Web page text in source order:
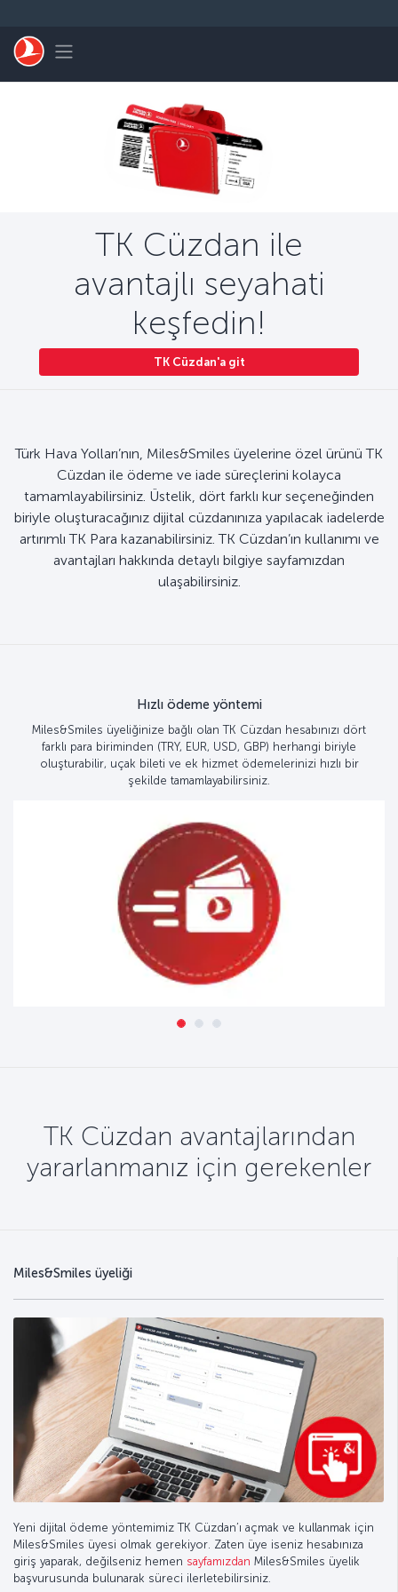
Toggle navigation
TK Cüzdan ile
avantajlı seyahati
keşfedin!
TK Cüzdan'a git
Türk Hava Yolları’nın, Miles&Smiles üyelerine özel ürünü TK
Cüzdan ile ödeme ve iade süreçlerini kolayca
tamamlayabilirsiniz. Üstelik, dört farklı kur seçeneğinden
biriyle oluşturacağınız dijital cüzdanınıza yapılacak iadelerde
artırımlı TK Para kazanabilirsiniz. TK Cüzdan’ın kullanımı ve
avantajları hakkında detaylı bilgiye sayfamızdan
ulaşabilirsiniz.
hesabınızı dört
herhangi biriyle
hızlı bir
TK Cüzdan avantajlarından
yararlanmanız için gerekenler
Miles&Smiles üyeliği
Yeni dijital ödeme yöntemimiz TK Cüzdan’ı açmak ve kullanmak için
Miles&Smiles üyesi olmak gerekiyor. Zaten üye iseniz hesabınıza
giriş yaparak, değilseniz hemen sayfamızdan Miles&Smiles üyelik
başvurusunda bulunarak süreci ilerletebilirsiniz.